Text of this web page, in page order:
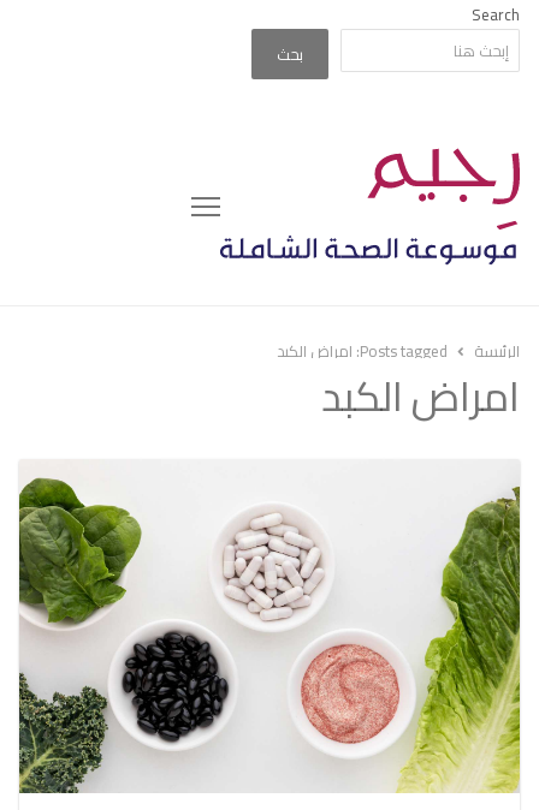
Search
بحث
Menu
الرئيسة Posts tagged: امراض الكبد
امراض الكبد